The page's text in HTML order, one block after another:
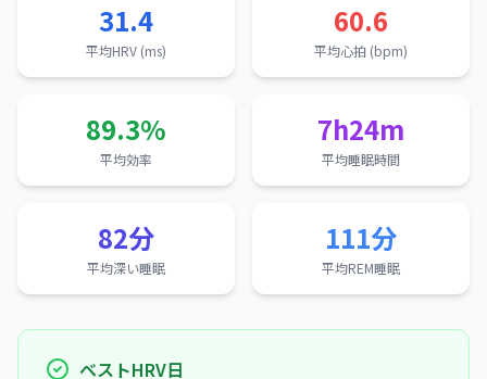
31.4
平均HRV (ms)
60.6
平均心拍 (bpm)
89.3%
平均効率
7h24m
平均睡眠時間
82分
平均深い睡眠
111分
平均REM睡眠
ベストHRV日